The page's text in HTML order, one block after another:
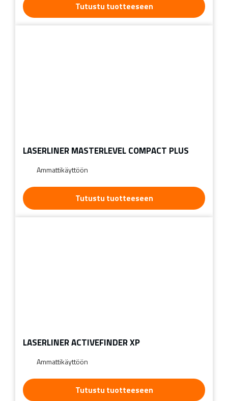
Tutustu tuotteeseen
LASERLINER MASTERLEVEL COMPACT PLUS
Ammattikäyttöön
Tutustu tuotteeseen
LASERLINER ACTIVEFINDER XP
Ammattikäyttöön
Tutustu tuotteeseen